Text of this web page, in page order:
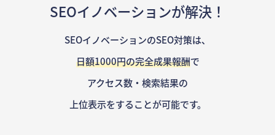
SEOイノベーションが解決！
SEOイノベーションのSEO対策は、
日額1000円の完全成果報酬で
アクセス数・検索結果の
上位表示をすることが可能です。